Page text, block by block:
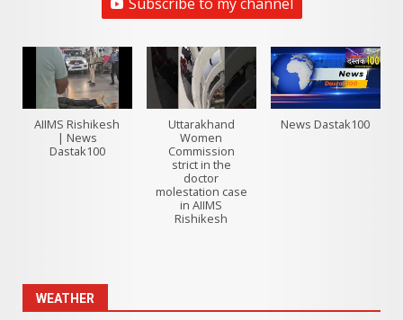
Subscribe to my channel
AIIMS Rishikesh
| News
Dastak100
Uttarakhand
Women
Commission
strict in the
doctor
molestation case
in AIIMS
Rishikesh
News Dastak100
WEATHER